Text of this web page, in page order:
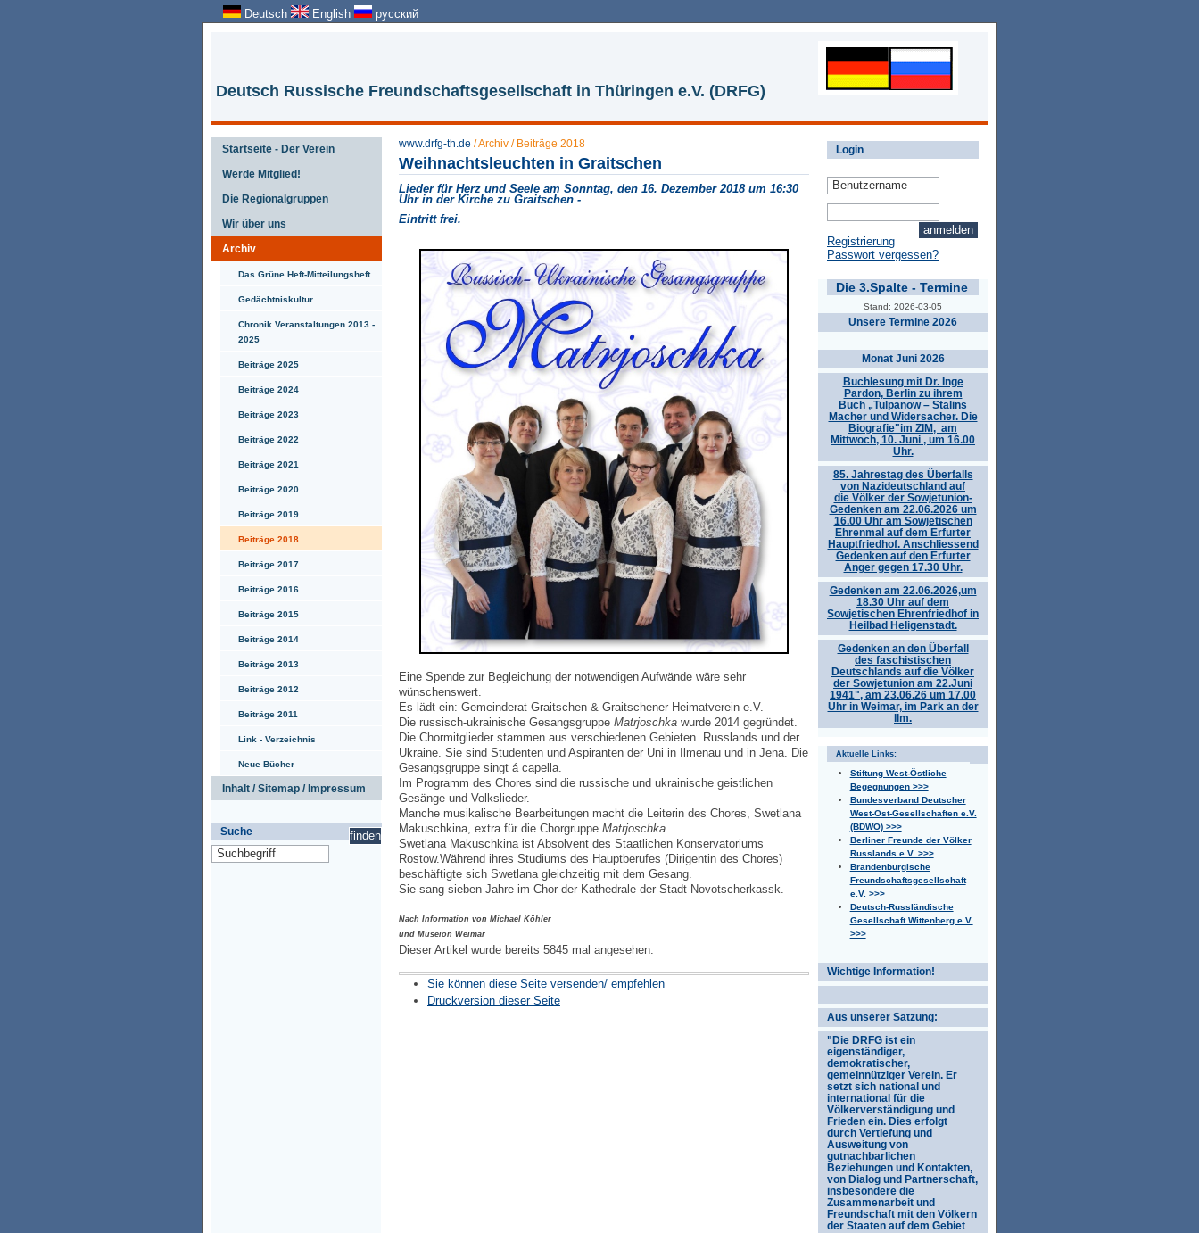
Deutsch English русский
Deutsch Russische Freundschaftsgesellschaft in Thüringen e.V. (DRFG)
Startseite - Der Verein
Werde Mitglied!
Die Regionalgruppen
Wir über uns
Archiv
Das Grüne Heft-Mitteilungsheft
Gedächtniskultur
Chronik Veranstaltungen 2013 -
2025
Beiträge 2025
Beiträge 2024
Beiträge 2023
Beiträge 2022
Beiträge 2021
Beiträge 2020
Beiträge 2019
Beiträge 2018
Beiträge 2017
Beiträge 2016
Beiträge 2015
Beiträge 2014
Beiträge 2013
Beiträge 2012
Beiträge 2011
Link - Verzeichnis
Neue Bücher
Inhalt / Sitemap / Impressum
Suche
Login
Registrierung
Passwort vergessen?
Die 3.Spalte - Termine
Stand: 2026-03-05
Unsere Termine 2026
Monat Juni 2026
Buchlesung mit Dr. Inge
Pardon, Berlin zu ihrem
Buch „Tulpanow – Stalins
Macher und Widersacher. Die
Biografie"im ZIM, am
Mittwoch, 10. Juni , um 16.00
Uhr.
85. Jahrestag des Überfalls
von Nazideutschland auf
die Völker der Sowjetunion-
Gedenken am 22.06.2026 um
16.00 Uhr am Sowjetischen
Ehrenmal auf dem Erfurter
Hauptfriedhof. Anschliessend
Gedenken auf den Erfurter
Anger gegen 17.30 Uhr.
Gedenken am 22.06.2026,um
18.30 Uhr auf dem
Sowjetischen Ehrenfriedhof in
Heilbad Heligenstadt.
Gedenken an den Überfall
des faschistischen
Deutschlands auf die Völker
der Sowjetunion am 22.Juni
1941", am 23.06.26 um 17.00
Uhr in Weimar, im Park an der
Ilm.
Aktuelle Links:
Stiftung West-Östliche
Begegnungen >>>
Bundesverband Deutscher
West-Ost-Gesellschaften e.V.
(BDWO) >>>
Berliner Freunde der Völker
Russlands e.V. >>>
Brandenburgische
Freundschaftsgesellschaft
e.V. >>>
Deutsch-Russländische
Gesellschaft Wittenberg e.V.
>>>
Wichtige Information!
Aus unserer Satzung:
"Die DRFG ist ein
eigenständiger,
demokratischer,
gemeinnütziger Verein. Er
setzt sich national und
international für die
Völkerverständigung und
Frieden ein. Dies erfolgt
durch Vertiefung und
Ausweitung von
gutnachbarlichen
Beziehungen und Kontakten,
von Dialog und Partnerschaft,
insbesondere die
Zusammenarbeit und
Freundschaft mit den Völkern
der Staaten auf dem Gebiet
www.drfg-th.de /Archiv / Beiträge 2018
Weihnachtsleuchten in Graitschen
Lieder für Herz und Seele am Sonntag, den 16. Dezember 2018 um 16:30
Uhr in der Kirche zu Graitschen -
Eintritt frei.
Eine Spende zur Begleichung der notwendigen Aufwände wäre sehr
wünschenswert.
Es lädt ein: Gemeinderat Graitschen & Graitschener Heimatverein e.V.
Die russisch-ukrainische Gesangsgruppe Matrjoschka wurde 2014 gegründet.
Die Chormitglieder stammen aus verschiedenen Gebieten Russlands und der
Ukraine. Sie sind Studenten und Aspiranten der Uni in Ilmenau und in Jena. Die
Gesangsgruppe singt á capella.
Im Programm des Chores sind die russische und ukrainische geistlichen
Gesänge und Volkslieder.
Manche musikalische Bearbeitungen macht die Leiterin des Chores, Swetlana
Makuschkina, extra für die Chorgruppe Matrjoschka
Swetlana Makuschkina ist Absolvent des Staatlichen Konservatoriums
Rostow.Während ihres Studiums des Hauptberufes (Dirigentin des Chores)
beschäftigte sich Swetlana gleichzeitig mit dem Gesang.
Sie sang sieben Jahre im Chor der Kathedrale der Stadt Novotscherkassk.
Nach Information von Michael Köhler
und Museion Weimar
Dieser Artikel wurde bereits 5845 mal angesehen.
Sie können diese Seite versenden/ empfehlen
Druckversion dieser Seite